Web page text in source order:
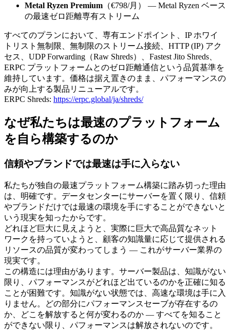
Metal Ryzen Premium （€798/月） — Metal Ryzen ベース
の最速ゼロ距離専有ストリーム
すべてのプランにおいて、専有エンドポイント、IP ホワイ
トリスト無制限、無制限のストリーム接続、HTTP (IP) アク
セス、UDP Forwarding（Raw Shreds）、Fastest Jito Shreds、
ERPC プラットフォームとのゼロ距離通信という品質基準を
維持しています。価格は据え置きのまま、パフォーマンスの
みが向上する製品リニューアルです。
ERPC Shreds: https://erpc.global/ja/shreds/
なぜ私たちは最速のプラットフォーム
を自ら構築するのか
信頼やブランドでは最速は手に入らない
私たちが独自の最速プラットフォーム構築に踏み切った理由
は、明確です。データセンターにサーバーを置く限り、信頼
やブランドだけでは最速の環境を手にすることができないと
いう現実を知ったからです。
どれほど巨大に見えようと、実際に巨大で高品質なネット
ワークを持っていようと、顧客の知識量に応じて提供される
リソースの品質が変わってしまう — これがサーバー業界の
現実です。
この構造には理由があります。サーバー製品は、知識がない
限り、パフォーマンスがどれほど出ているのかを正確に知る
ことが困難です。知識がない状態では、高速な環境は手に入
りません。どの部分にパフォーマンスセーブが存在するの
か、どこを解放すると何が変わるのか — すべてを知ること
ができない限り、パフォーマンスは解放されないのです。